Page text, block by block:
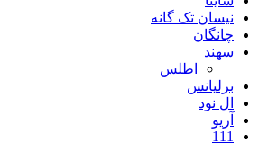
نیسان تک گانه
چانگان
سهند
اطلس
برلیانس
ال نود
آریو
111